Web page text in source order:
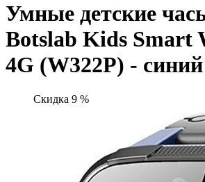
Умные детские
Botslab Kids Smart
4G (W322P) - синий
Скидка 9 %